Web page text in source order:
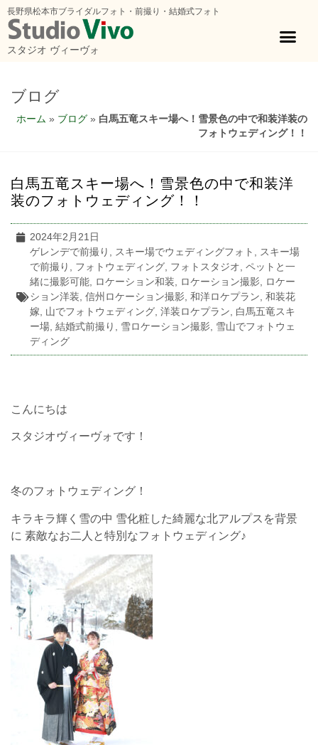
長野県松本市ブライダルフォト・前撮り・結婚式フォト
スタジオ ヴィーヴォ
ブログ
ホーム » ブログ » 白馬五竜スキー場へ！雪景色の中で和装洋装の
フォトウェディング！！
白馬五竜スキー場へ！雪景色の中で和装洋
装のフォトウェディング！！
2024年2月21日
ゲレンデで前撮り
スキー場でウェディングフォト
スキー場
で前撮り
フォトウェディング フォトスタジオ ペットと一
緒に撮影可能
ロケーション和装 ロケーション撮影
ロケー
ション洋装 信州ロケーション撮影 和洋ロケプラン 和装花
嫁
山でフォトウェディング 洋装ロケプラン
白馬五竜スキ
ー場 結婚式前撮り 雪ロケーション撮影 雪山でフォトウェ
ディング
こんにちは
スタジオヴィーヴォです！
冬のフォトウェディング！
キラキラ輝く雪の中 雪化粧した綺麗な北アルプスを背景
に 素敵なお二人と特別なフォトウェディング♪